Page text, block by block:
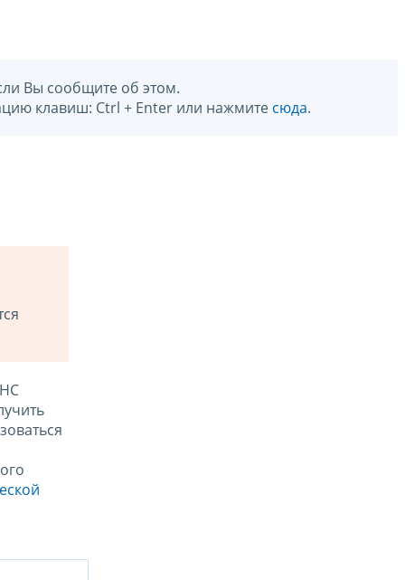
Вы сообщите об этом.
клавиш: Ctrl + Enter или нажмите сюда.